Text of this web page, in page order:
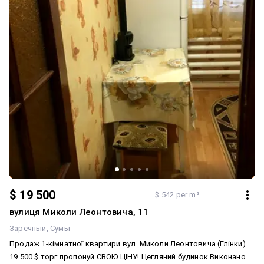
$ 19 500 $ 542 per m²
вулиця Миколи Леонтовича, 11
Заречный Сумы
Продаж 1-кімнатної квартири вул. Миколи Леонтовича (Глінки)
19 500 $ торг пропонуй СВОЮ ЦІНУ! Цегляний будинок Виконано